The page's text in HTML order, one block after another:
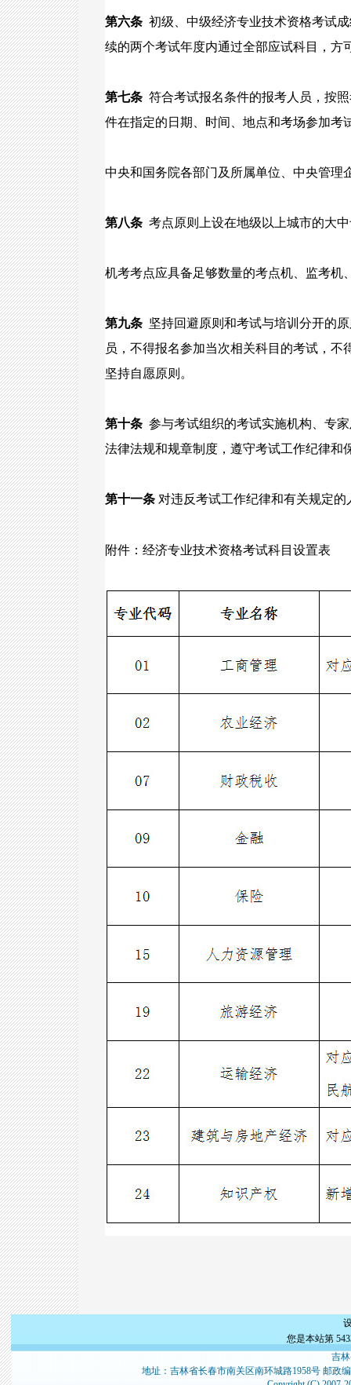
第六条 初级、中级经济专业技术资格考试
续的两个考试年度内通过全部应试科目，方
第七条 符合考试报名条件的报考人员，按
件在指定的日期、时间、地点和考场参加考
中央和国务院各部门及所属单位、中央管理
第八条 考点原则上设在地级以上城市的大
机考考点应具备足够数量的考点机、监考机
第九条 坚持回避原则和考试与培训分开的
员，不得报名参加当次相关科目的考试，
坚持自愿原则。
第十条 参与考试组织的考试实施机构、专
法律法规和规章制度，遵守考试工作纪律和
第十一条 对违反考试工作纪律和有关规定的
附件：经济专业技术资格考试科目设置表
您是本站第
吉
地址：吉林省长春市南关区南环城路1958号 邮政